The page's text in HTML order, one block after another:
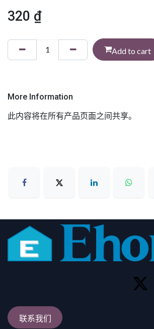
320 ₫
Add to cart
More Information
此内容将在所有产品页面之间共享。
联系我们